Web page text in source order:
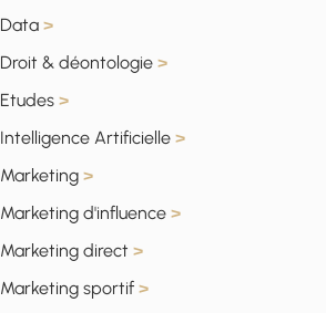
Data >
Droit & déontologie >
Etudes >
Intelligence Artificielle >
Marketing >
Marketing d'influence >
Marketing direct >
Marketing sportif >